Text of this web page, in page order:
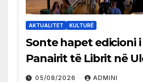
AKTUALITET KULTURË
Sonte hapet edicioni i
Panairit të Librit në
05/08/2026 ADMINI